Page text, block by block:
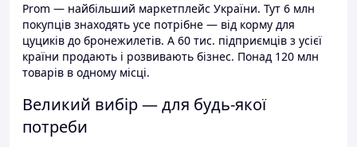
Prom — найбільший маркетплейс України. Тут 6 млн
покупців знаходять усе потрібне — від корму для
цуциків до бронежилетів. А 60 тис. підприємців з усієї
країни продають і розвивають бізнес. Понад 120 млн
товарів в одному місці.
Великий вибір — для будь-якої
потреби